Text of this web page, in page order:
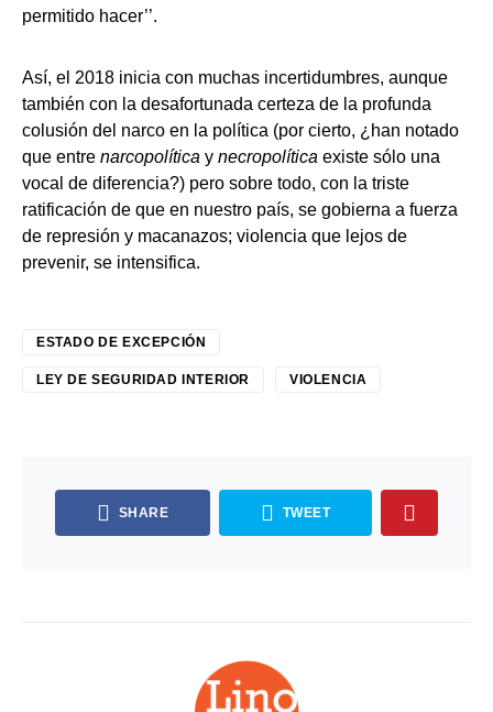
permitido hacer’’.
Así, el 2018 inicia con muchas incertidumbres, aunque
también con la desafortunada certeza de la profunda
colusión del narco en la política (por cierto, ¿han notado
que entre narcopolítica y necropolítica existe sólo una
vocal de diferencia?) pero sobre todo, con la triste
ratificación de que en nuestro país, se gobierna a fuerza
de represión y macanazos; violencia que lejos de
prevenir, se intensifica.
ESTADO DE EXCEPCIÓN
LEY DE SEGURIDAD INTERIOR VIOLENCIA
SHARE TWEET